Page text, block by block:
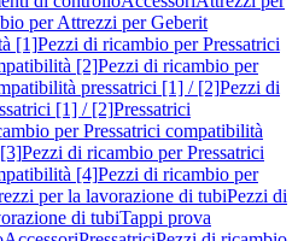
per Attrezzi per Geberit
[1]Pezzi di ricambio per Pressatrici
[2]Pezzi di ricambio per
pressatrici [1] / [2]Pezzi di
[1] / [2]Pressatrici
per Pressatrici compatibilità
Pezzi di ricambio per Pressatrici
[4]Pezzi di ricambio per
per la lavorazione di tubiPezzi di
di tubiTappi prova